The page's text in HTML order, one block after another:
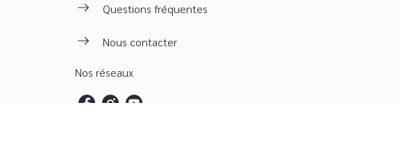
Questions fréquentes
Nous contacter
Nos réseaux